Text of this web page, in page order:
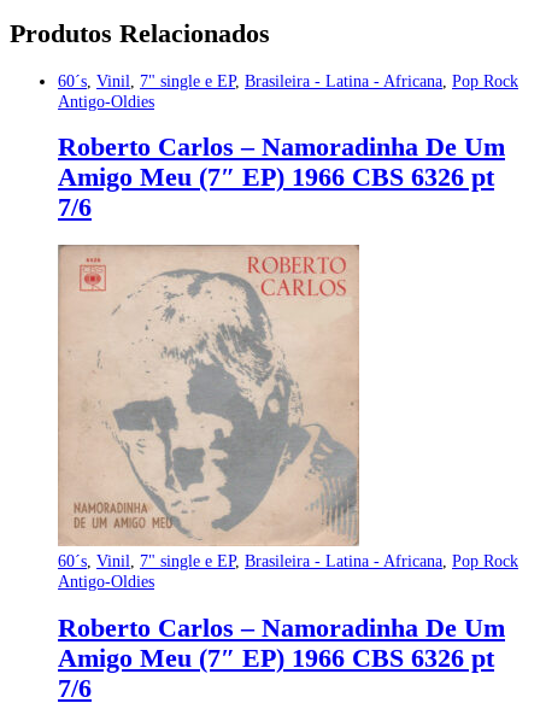
Produtos Relacionados
60´s Vinil 7" single e EP, Brasileira - Latina - Africana Pop Rock
Antigo-Oldies
Roberto Carlos – Namoradinha De Um
Amigo Meu (7″ EP) 1966 CBS 6326 pt
7/6
60´s, Vinil, 7" single e EP, Brasileira - Latina - Africana, Pop Rock
Antigo-Oldies
Roberto Carlos – Namoradinha De Um
Amigo Meu (7″ EP) 1966 CBS 6326 pt
7/6